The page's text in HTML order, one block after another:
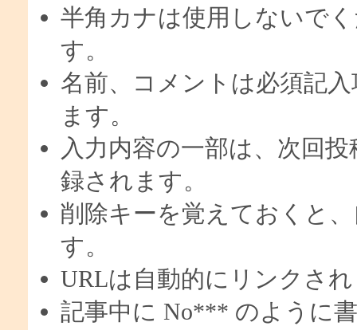
半角カナは使用しないで
す。
名前、コメントは必須記
ます。
入力内容の一部は、次回
録されます。
削除キーを覚えておくと
す。
URLは自動的にリンクさ
記事中に No*** のように